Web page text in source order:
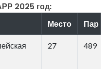
2025 год:
Место Пар
27 489